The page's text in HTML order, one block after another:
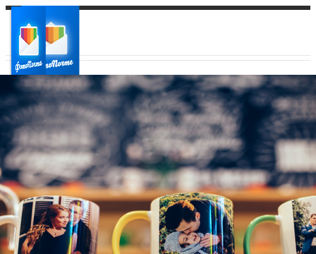
Ваш город:
Ваш регион доставки
Выберите из списка: